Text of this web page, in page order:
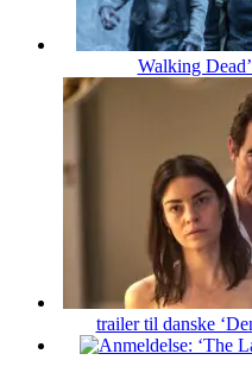
Walking
trailer til danske